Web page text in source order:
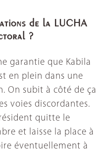
de la LUCHA
?
garantie que Kabila
en plein dans une
On subit à côté de ça
voies discordantes.
quitte le
et laisse la place à
éventuellement à